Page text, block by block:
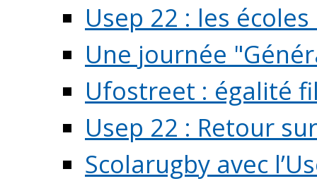
Usep 22 : les
Une journée
Ufostreet : égalité
Usep 22 : Retour
Scolarugby avec